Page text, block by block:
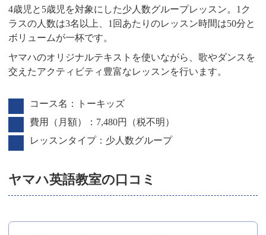
4歳児と5歳児を対象にした少人数グループレッスン。1ク
ラスの人数は3名以上、1回あたりのレッスン時間は50分と
ボリュームが一杯です。
ヤマハのオリジナルテキストを使いながら、歌やダンスを
交えたアクティビティ豊富なレッスンを行います。
コース名：トーキッズ
費用（月額）：7,480円（税不明）
レッスンタイプ：少人数グループ
ヤマハ英語教室の口コミ